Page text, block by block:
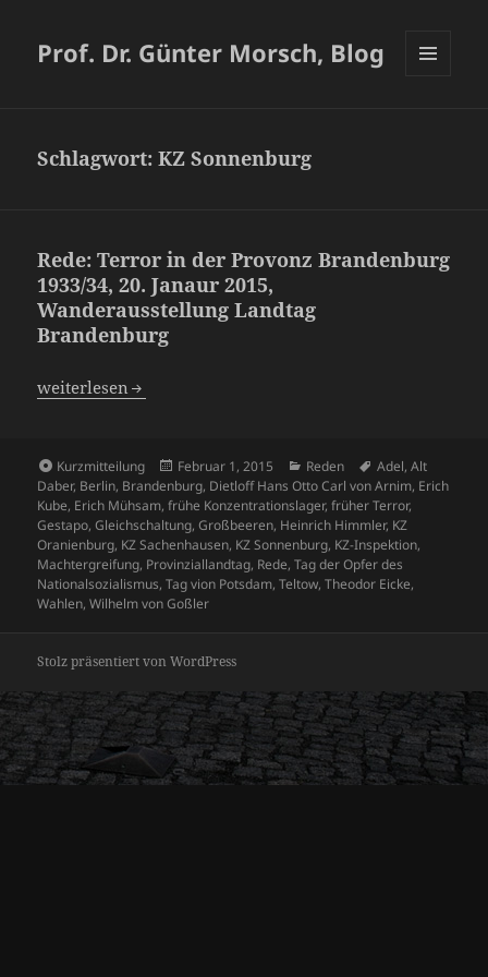
Prof. Dr. Günter Morsch, Blog
Schlagwort:KZ Sonnenburg
Rede: Terror in der Provonz Brandenburg
1933/34, 20. Janaur 2015,
Wanderausstellung Landtag
Brandenburg
Rede: Terror in der Provonz Brandenburg 1933/34, 20.
weiterlesen
Format
Kurzmitteilung
Veröffentlicht
am
Februar 1, 2015 Kategorien
Reden Schlagwörter
Adel,Alt
Daber, Berlin, Brandenburg, Dietloff Hans Otto Carl von Arnim, Erich
Kube, Erich Mühsam,frühe Konzentrationslager,früher Terror,
Gestapo,Gleichschaltung,Großbeeren, Heinrich Himmler, KZ
Oranienburg, KZ Sachenhausen, KZ Sonnenburg, KZ-Inspektion,
Machtergreifung, Provinziallandtag, Rede,Tag der Opfer des
Nationalsozialismus,Tag vion Potsdam,Teltow,Theodor Eicke,
Wahlen,Wilhelm von Goßler
Stolz präsentiert von WordPress